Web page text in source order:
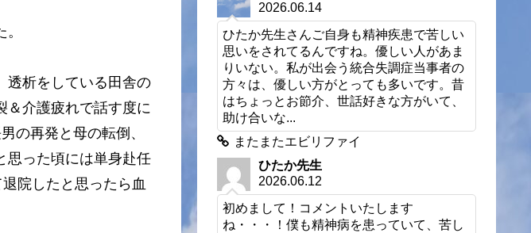
透析をしている田舎の
＆介護疲れで話す度に
の再発と母の転倒、
思った頃には単身赴任
院したと思ったら血
2026.06.14
ひたか先生さんご自身も精神疾患で苦しい
思いをされてるんですね。優しい人があま
りいない。私が出会う統合失調症当事者の
方々は、優しい方がとっても多いです。昔
はちょっとお節介、世話好きな方がいて、
助け合いな...
またまたエビリファイ
ひたか先生
2026.06.12
初めまして！コメントいたします
ね・・・！僕も精神病を患っていて、苦し